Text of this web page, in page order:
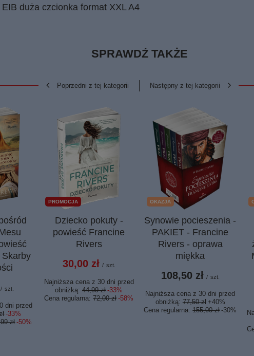
duża czcionka format XXL A4
SPRAWDŹ TAKŻE
Poprzedni z tej kategorii Następny z tej kategorii
Skarby
/ szt.
dni przed
-33%
zł-50%
PROMOCJA
Dziecko pokuty -
powieść Francine
Rivers
30,00 zł / szt.
Najniższa cena z 30 dni przed
obniżką:44,99 zł -33%
Cena regularna:72,00 zł -58%
OKAZJA
Synowie pocieszenia -
PAKIET - Francine
Rivers - oprawa
miękka
108,50 zł / szt.
Najniższa cena z 30 dni przed
obniżką: 77,50 zł +40%
Cena regularna:155,00 zł -30%